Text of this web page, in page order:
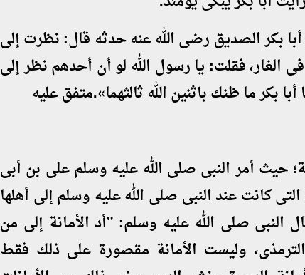
بكر الصديق رضى الله عنه حدثه قال: نظرت إلى
الغار، فقلت: يا رسول الله لو أن أحدهم نظر إلى
بكر ما ظنك باثنين الله ثالثهما».متفق عليه
حيث أمر النبى صلى الله عليه وسلم على بن أبى
كانت عند النبى صلى الله عليه وسلم إلى أهلها
صلى الله عليه وسلم: "أد الأمانة إلى من
وليست الأمانة مقصورة على ذلك فقط